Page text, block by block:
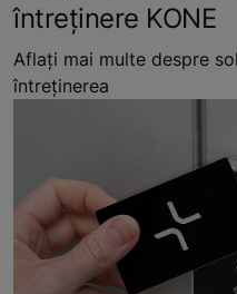
întreținere KONE
Aflați mai multe despre
întreținerea